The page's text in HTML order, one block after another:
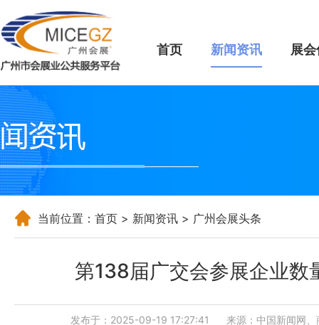
首页 新闻资讯 展
当前位置： 首页 > 新闻资讯 > 广州会展头条
第138届广交会参展企业数
发布于：2025-09-19 17:27:41 来源：中国新闻网